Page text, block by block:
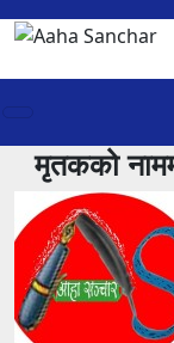
मृतकको